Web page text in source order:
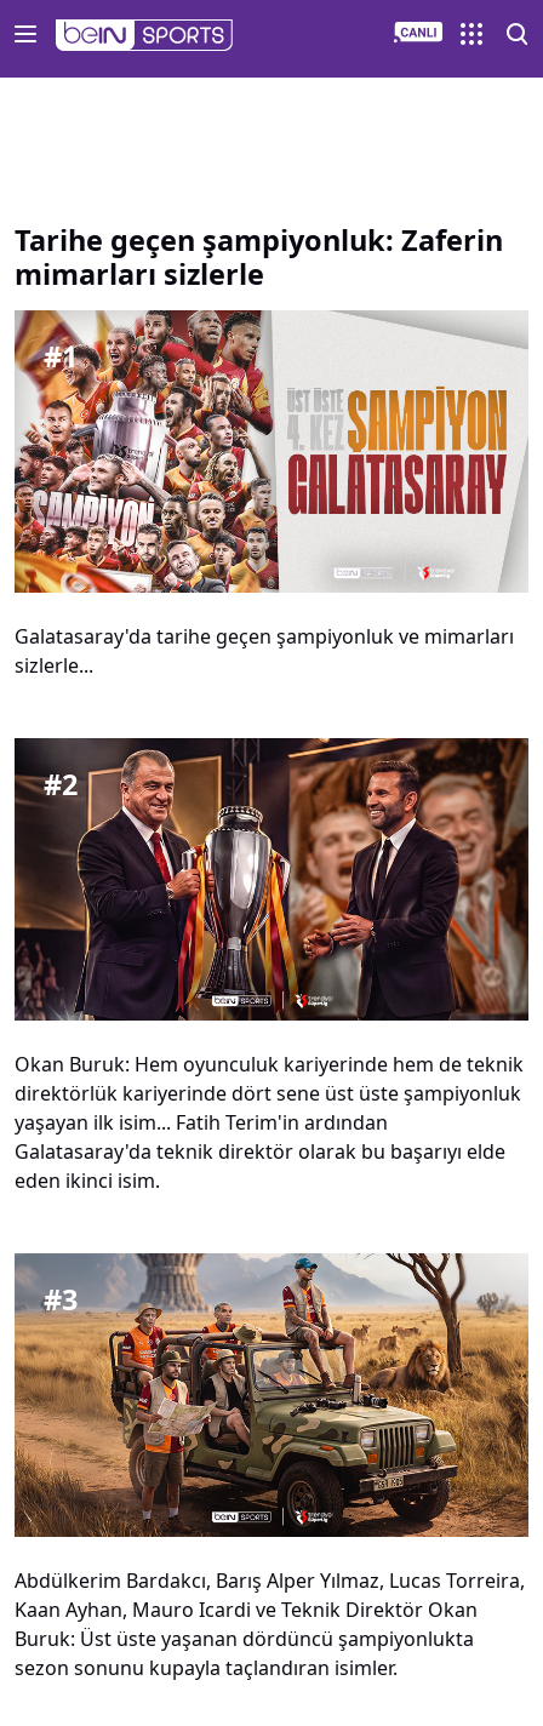
Tarihe geçen şampiyonluk: Zaferin
mimarları sizlerle
#1
Galatasaray'da tarihe geçen şampiyonluk ve mimarları
sizlerle...
#2
Okan Buruk: Hem oyunculuk kariyerinde hem de teknik
direktörlük kariyerinde dört sene üst üste şampiyonluk
yaşayan ilk isim... Fatih Terim'in ardından
Galatasaray'da teknik direktör olarak bu başarıyı elde
eden ikinci isim.
#3
Abdülkerim Bardakcı, Barış Alper Yılmaz, Lucas Torreira,
Kaan Ayhan, Mauro Icardi ve Teknik Direktör Okan
Buruk: Üst üste yaşanan dördüncü şampiyonlukta
sezon sonunu kupayla taçlandıran isimler.
Tarihe geçen şampiyonluk Zaferin mimarları sizlerle |